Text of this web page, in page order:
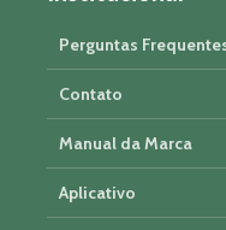
Perguntas
Contato
Manual da Marca
Aplicativo